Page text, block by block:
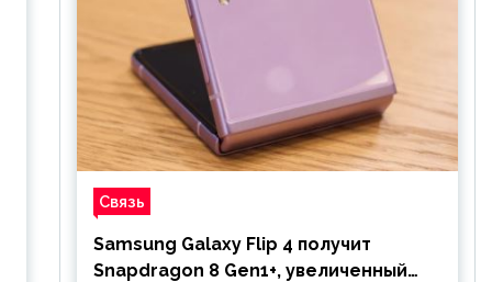
Связь
Samsung Galaxy Flip 4 получит
Snapdragon 8 Gen1+, увеличенный